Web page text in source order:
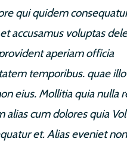
qui quidem
accusamus voluptas
aperiam officia
temporibus. quae
eius. Mollitia quia nulla
alias cum dolores quia
et. Alias eveniet non